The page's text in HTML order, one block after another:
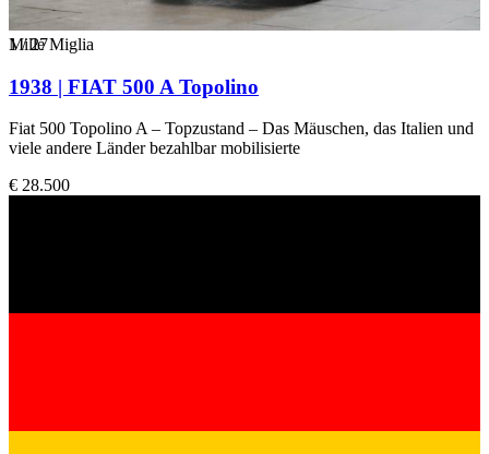
1/27
Mille Miglia
1938 | FIAT 500 A Topolino
Fiat 500 Topolino A – Topzustand – Das Mäuschen, das Italien und
viele andere Länder bezahlbar mobilisierte
€ 28.500